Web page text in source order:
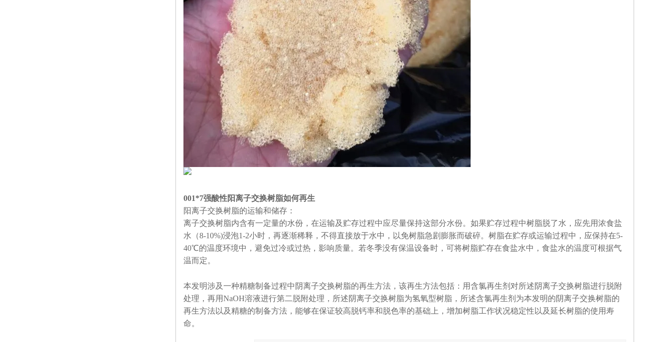
001*7强酸性阳离子交换树脂如何再生
阳离子交换树脂的运输和储存：
离子交换树脂内含有一定量的水份，在运输及贮存过程中应尽量保持这部分水份。如果贮存过程中树脂脱了水，应先用浓食盐
水（8-10%)浸泡1-2小时，再逐渐稀释，不得直接放于水中，以免树脂急剧膨胀而破碎。树脂在贮存或运输过程中，应保持在5-
40℃的温度环境中，避免过冷或过热，影响质量。若冬季没有保温设备时，可将树脂贮存在食盐水中，食盐水的温度可根据气
温而定。
本发明涉及一种精糖制备过程中阴离子交换树脂的再生方法，该再生方法包括：用含氯再生剂对所述阴离子交换树脂进行脱附
处理，再用NaOH溶液进行第二脱附处理，所述阴离子交换树脂为氢氧型树脂，所述含氯再生剂为本发明的阴离子交换树脂的
再生方法以及精糖的制备方法，能够在保证较高脱钙率和脱色率的基础上，增加树脂工作状况稳定性以及延长树脂的使用寿
命。